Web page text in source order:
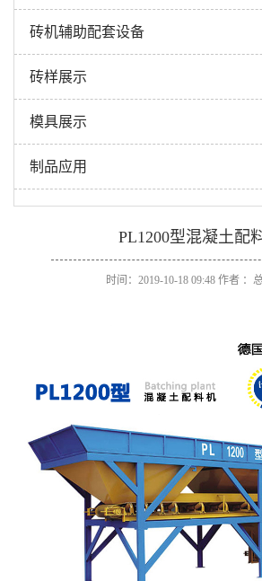
砖机辅助配套设备
砖样展示
模具展示
制品应用
PL1200型混凝土配
时间：2019-10-18 09:48 作者 ：